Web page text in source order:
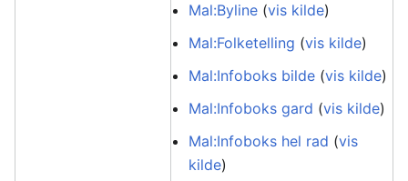
Mal:Byline (vis kilde)
Mal:Folketelling (vis kilde)
Mal:Infoboks bilde (vis kilde)
Mal:Infoboks gard (vis kilde)
Mal:Infoboks hel rad (vis
kilde)